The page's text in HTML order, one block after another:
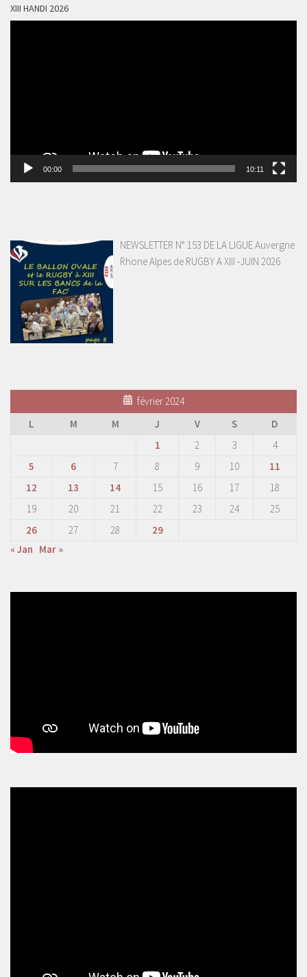
XIII HANDI 2026
00:00 10:11
NEWSLETTER N° 153 DE LA LIGUE Auvergne
Rhone Alpes de RUGBY A XIII -JUIN 2026
février 2024
L
M M J V S
D
1
2 3
4
5
6 7 8 9 10
11
12
13 14 15 16 17
18
19
20 21 22 23 24
25
26
27 28
29
« Jan Mar »